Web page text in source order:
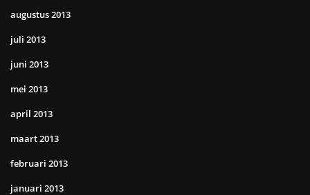
augustus 2013
juli 2013
juni 2013
mei 2013
april 2013
maart 2013
februari 2013
januari 2013